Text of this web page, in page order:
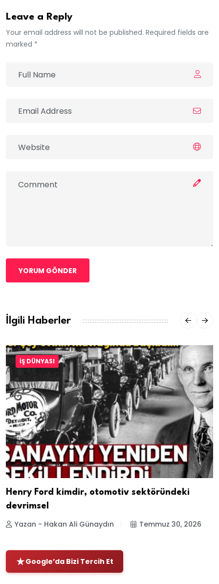
Leave a Reply
Your email address will not be published. Required fields are
marked *
YORUM GÖNDER
İlgili Haberler
İŞ DÜNYASI
Henry Ford kimdir, otomotiv sektöründeki
devrimsel
Yazan - Hakan Ali Günaydın Temmuz 30, 2026
Google’da Bizi Tercih Et